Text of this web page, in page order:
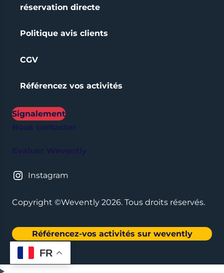
réservation directe
Politique avis clients
CGV
Référencez vos activités
Signalement
Instagram
Copyright ©Wevently 2026. Tous droits réservés.
Référencez-vos activités sur wevently
FR